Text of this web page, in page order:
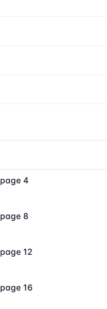
page 4
page 8
page 12
page 16